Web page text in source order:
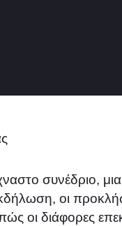
συνέδριο,
οι
οι διάφορες